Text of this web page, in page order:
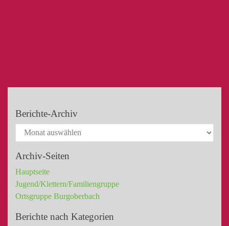
Berichte-Archiv
Archiv-Seiten
Hauptseite
Jugend/Klettern/Familiengruppe
Ortsgruppe Burgoberbach
Berichte nach Kategorien